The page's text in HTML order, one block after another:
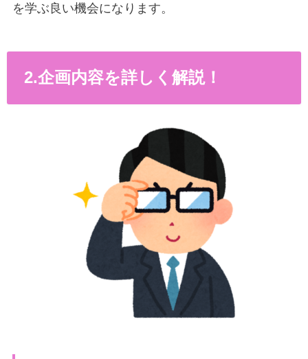
を学ぶ良い機会になります。
2.企画内容を詳しく解説！